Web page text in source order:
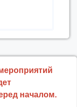
началом.